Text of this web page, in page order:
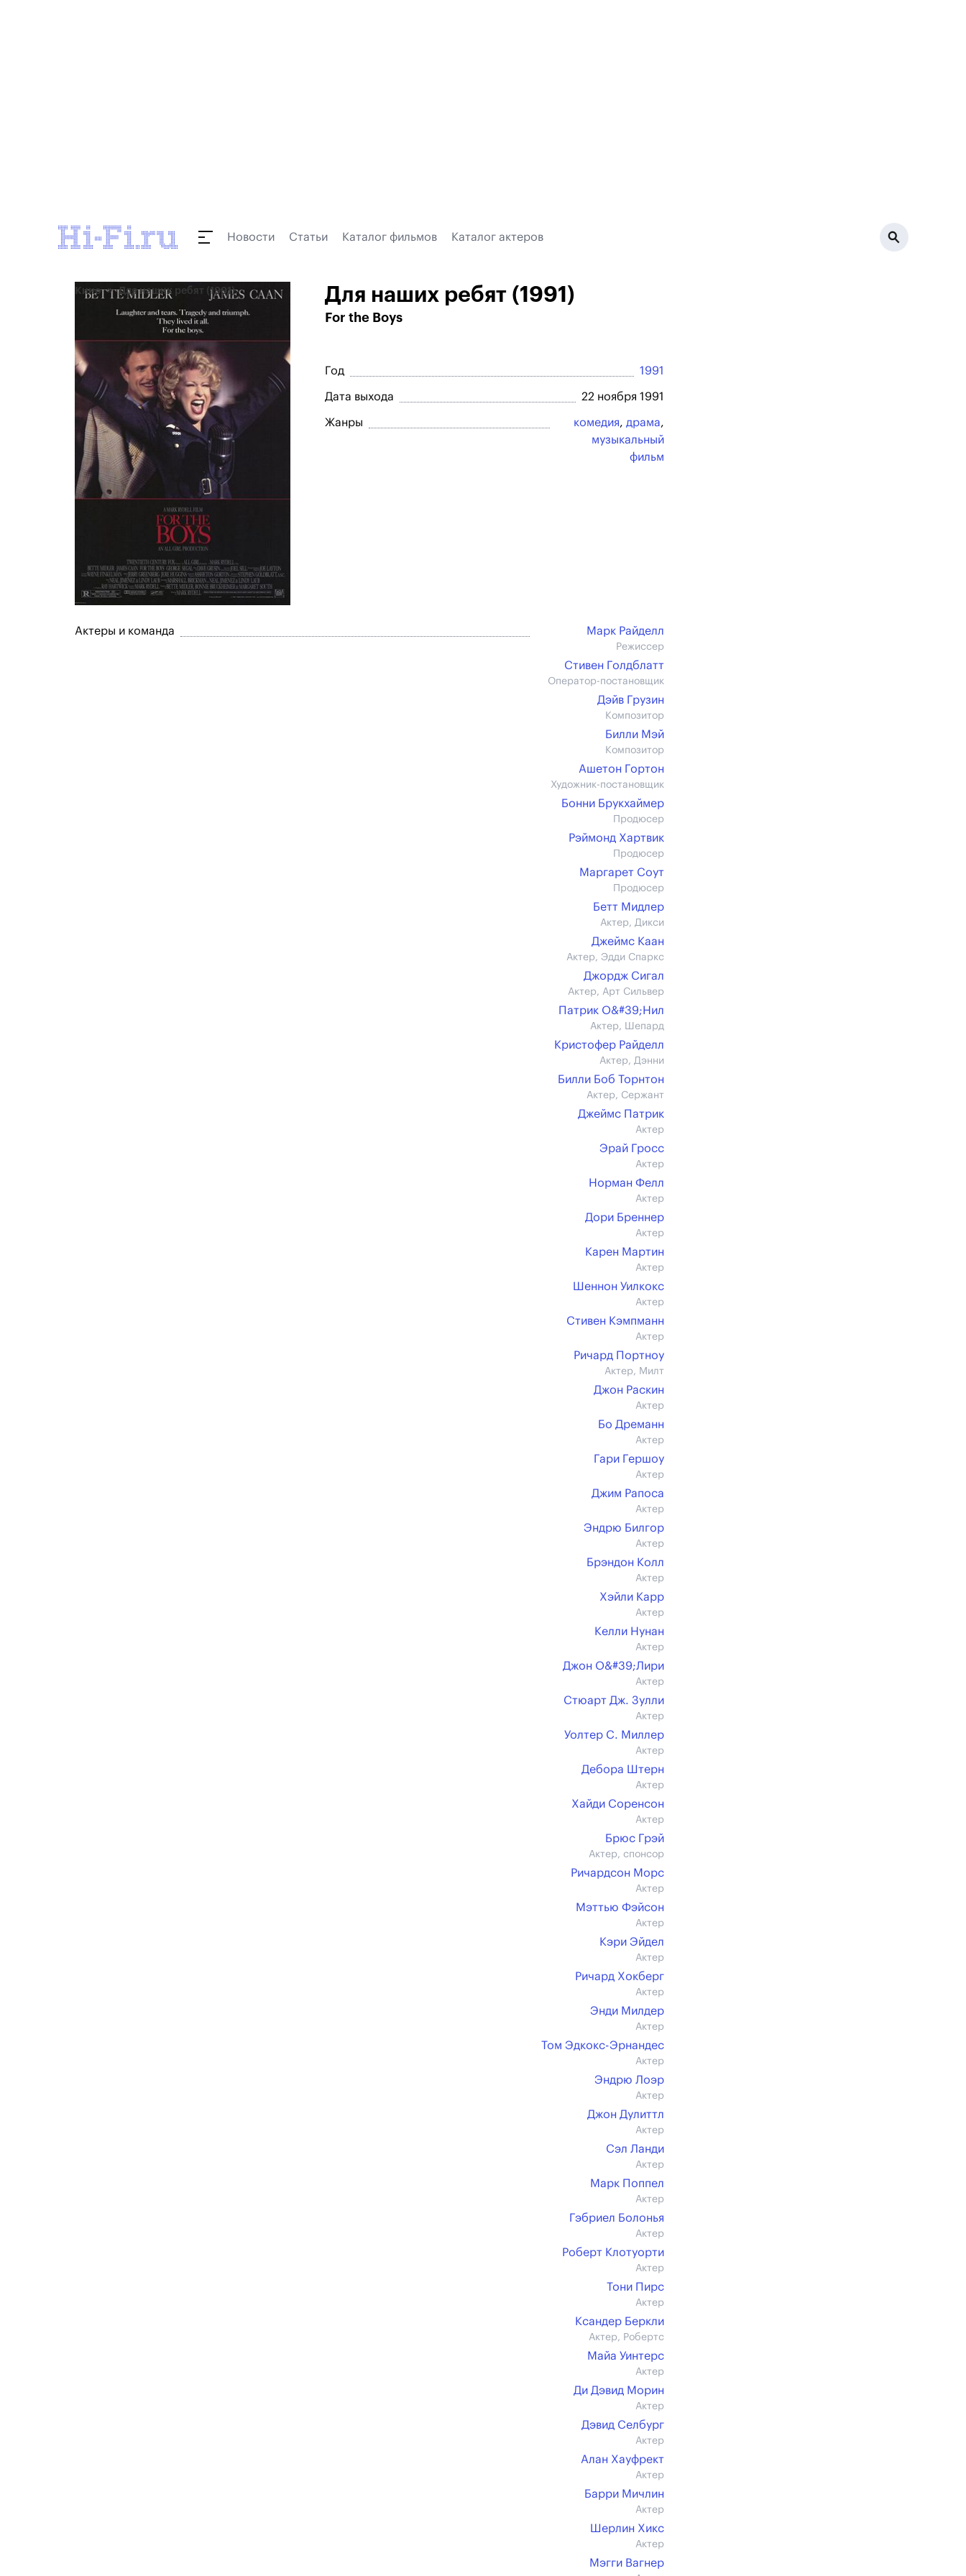
Новости Статьи Каталог фильмов Каталог актеров
Кино Для наших ребят (1991) Для наших ребят (1991)
For the Boys
Год 1991
Дата выхода 22 ноября 1991
Жанры комедия, драма,
музыкальный
фильм
Актеры и команда Марк Райделл
Режиссер
Стивен Голдблатт
Оператор-постановщик
Дэйв Грузин
Композитор
Билли Мэй
Композитор
Ашетон Гортон
Художник-постановщик
Бонни Брукхаймер
Продюсер
Рэймонд Хартвик
Продюсер
Маргарет Соут
Продюсер
Бетт Мидлер
Актер, Дикси
Джеймс Каан
Актер, Эдди Спаркс
Джордж Сигал
Актер, Арт Сильвер
Патрик О&#39;Нил
Актер, Шепард
Кристофер Райделл
Актер, Дэнни
Билли Боб Торнтон
Актер, Сержант
Джеймс Патрик
Актер
Эрай Гросс
Актер
Норман Фелл
Актер
Дори Бреннер
Актер
Карен Мартин
Актер
Шеннон Уилкокс
Актер
Стивен Кэмпманн
Актер
Ричард Портноу
Актер, Милт
Джон Раскин
Актер
Бо Дреманн
Актер
Гари Гершоу
Актер
Джим Рапоса
Актер
Эндрю Билгор
Актер
Брэндон Колл
Актер
Хэйли Карр
Актер
Келли Нунан
Актер
Джон О&#39;Лири
Актер
Стюарт Дж. Зулли
Актер
Уолтер С. Миллер
Актер
Дебора Штерн
Актер
Хайди Соренсон
Актер
Брюс Грэй
Актер, спонсор
Ричардсон Морс
Актер
Мэттью Фэйсон
Актер
Кэри Эйдел
Актер
Ричард Хокберг
Актер
Энди Милдер
Актер
Том Эдкокс-Эрнандес
Актер
Эндрю Лоэр
Актер
Джон Дулиттл
Актер
Сэл Ланди
Актер
Марк Поппел
Актер
Гэбриел Болонья
Актер
Роберт Клотуорти
Актер
Тони Пирс
Актер
Ксандер Беркли
Актер, Робертс
Майа Уинтерс
Актер
Ди Дэвид Морин
Актер
Дэвид Селбург
Актер
Алан Хауфрект
Актер
Барри Мичлин
Актер
Шерлин Хикс
Актер
Мэгги Вагнер